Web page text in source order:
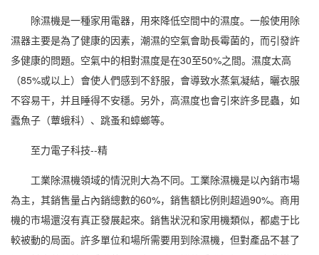
除濕機是一種家用電器，用來降低空間中的濕度。一般使用除
濕器主要是為了健康的因素，潮濕的空氣會助長霉菌的，而引發許
多健康的問題。空氣中的相對濕度是在30至50%之間。濕度太高
（85%或以上）會使人們感到不舒服，會導致水蒸氣凝結，曬衣服
不容易干，并且睡得不安穩。另外， 高濕度也會引來許多昆蟲，如
蠹魚子（蕈蛾科）、跳蚤和蟑螂等。
至力電子科技--精
工業除濕機領域的情況則大為不同。工業除濕機是以內銷市場
為主，其銷售量占內銷總數的60%，銷售額比例則超過90%。商用
機的市場還沒有真正發展起來。銷售狀況和家用機類似，都處于比
較被動的局面。許多單位和場所需要用到除濕機，但對產品不甚了